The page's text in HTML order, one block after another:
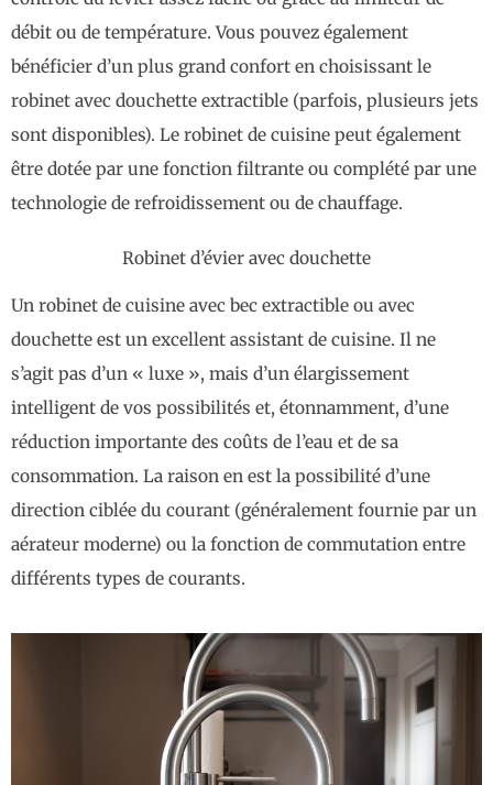
débit ou de température. Vous pouvez également
bénéficier d’un plus grand confort en choisissant le
robinet avec douchette extractible (parfois, plusieurs jets
sont disponibles). Le robinet de cuisine peut également
être dotée par une fonction filtrante ou complété par une
technologie de refroidissement ou de chauffage.
Robinet d’évier avec douchette
Un robinet de cuisine avec bec extractible ou avec
douchette est un excellent assistant de cuisine. Il ne
s’agit pas d’un « luxe », mais d’un élargissement
intelligent de vos possibilités et, étonnamment, d’une
réduction importante des coûts de l’eau et de sa
consommation. La raison en est la possibilité d’une
direction ciblée du courant (généralement fournie par un
aérateur moderne) ou la fonction de commutation entre
différents types de courants.